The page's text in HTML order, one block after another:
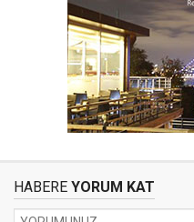
HABERE YORUM KAT